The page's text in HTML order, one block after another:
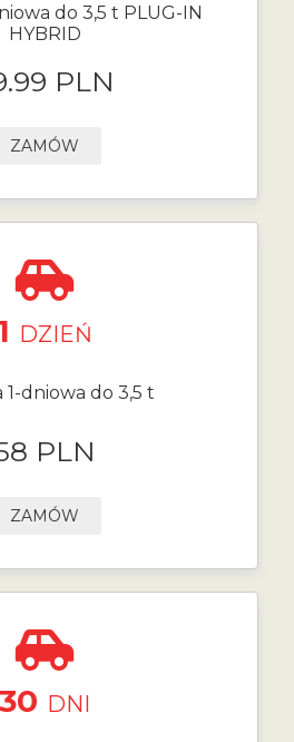
do 3,5 t PLUG-IN
HYBRID
PLN
ZAMÓW
DZIEŃ
1-dniowa do 3,5 t
PLN
ZAMÓW
30 DNI